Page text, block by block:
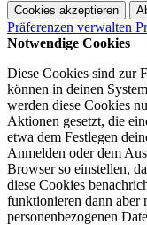
Cookies akzeptieren
Präferenzen verwalten
Notwendige Cookies
Diese Cookies sind zur
können in deinen
werden diese Cookies
Aktionen gesetzt, die
etwa dem Festlegen
Anmelden oder dem
Browser so einstellen,
diese Cookies
funktionieren dann aber
personenbezogenen